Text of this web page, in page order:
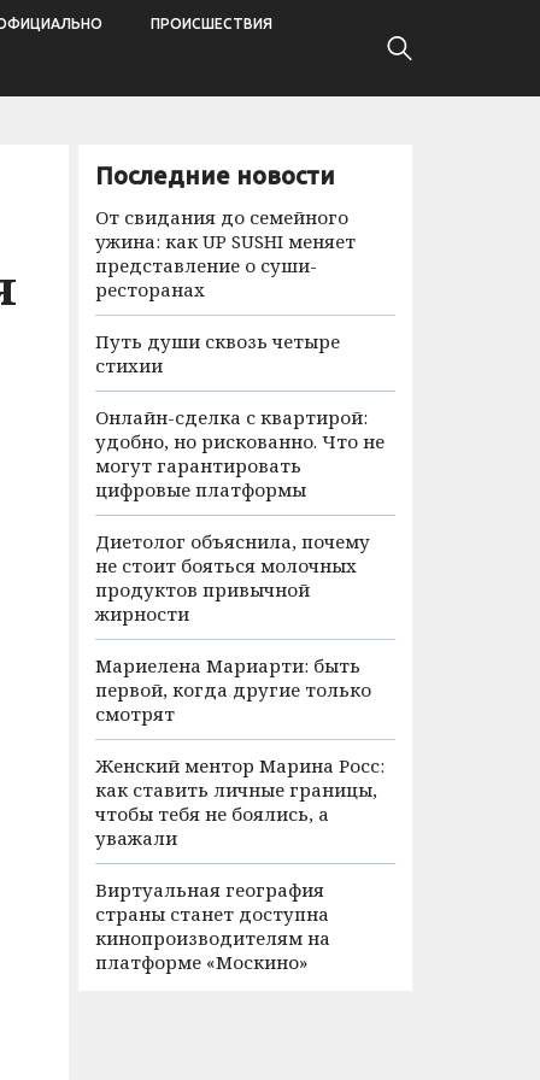
ПРОИСШЕСТВИЯ
Последние новости
От свидания до семейного
ужина: как UP SUSHI меняет
представление о суши-
ресторанах
Путь души сквозь четыре
стихии
Онлайн-сделка с квартирой:
удобно, но рискованно. Что не
могут гарантировать
цифровые платформы
Диетолог объяснила, почему
не стоит бояться молочных
продуктов привычной
жирности
Мариелена Мариарти: быть
первой, когда другие только
смотрят
Женский ментор Марина Росс:
как ставить личные границы,
чтобы тебя не боялись, а
уважали
Виртуальная география
страны станет доступна
кинопроизводителям на
платформе «Москино»